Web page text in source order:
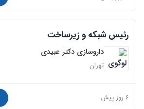
رئیس شبکه و زیرساخت
داروسازی دکتر عبیدی
تهران
6 روز پیش